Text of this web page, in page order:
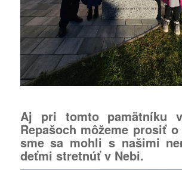
Aj pri tomto pamätníku
Repašoch môžeme prosiť
sme sa mohli s našimi
deťmi stretnúť v Nebi.